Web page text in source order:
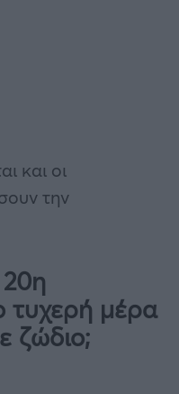
και οι
την
τυχερή μέρα
ζώδιο;